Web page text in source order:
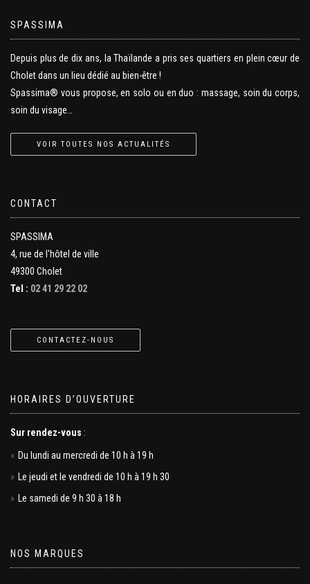
SPASSIMA
Depuis plus de dix ans, la Thaïlande a pris ses quartiers en plein cœur de
Cholet dans un lieu dédié au bien-être !
Spassima® vous propose, en solo ou en duo : massage, soin du corps,
soin du visage…
VOIR TOUTES NOS ACTUALITÉS
CONTACT
SPASSIMA
4, rue de l'hôtel de ville
49300 Cholet
Tel : 02 41 29 22 02
CONTACTEZ-NOUS
HORAIRES D’OUVERTURE
Sur rendez-vous :
Du lundi au mercredi de 10 h à 19 h
Le jeudi et le vendredi de 10 h à 19 h 30
Le samedi de 9 h 30 à 18 h
NOS MARQUES